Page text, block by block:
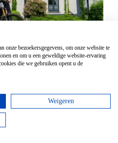
route 18 km
een halve dag en fiets
onze bezoekersgegevens, om onze website te
en om u een geweldige website-ervaring
die we gebruiken opent u de
Weigeren